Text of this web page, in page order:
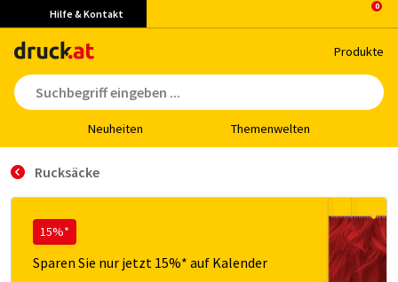
Hilfe & Kontakt
Pro­duk­te
Neu­hei­ten The­men­wel­ten
Rucksäcke
15%*
Sparen Sie nur jetzt 15%* auf Kalender